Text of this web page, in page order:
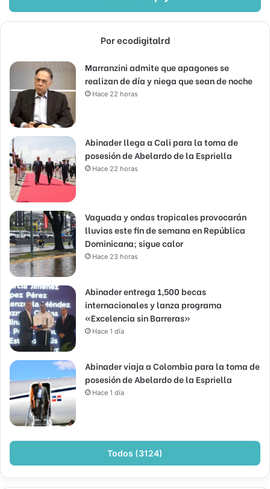
Por ecodigitalrd
Marranzini admite que apagones se
realizan de día y niega que sean de noche
Hace 22 horas
Abinader llega a Cali para la toma de
posesión de Abelardo de la Espriella
Hace 22 horas
Vaguada y ondas tropicales provocarán
lluvias este fin de semana en República
Dominicana; sigue calor
Hace 23 horas
Abinader entrega 1,500 becas
internacionales y lanza programa
«Excelencia sin Barreras»
Hace 1 día
Abinader viaja a Colombia para la toma de
posesión de Abelardo de la Espriella
Hace 1 día
Todos (3124)